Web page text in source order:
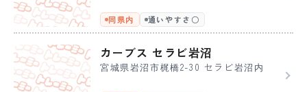
同県内 通いやすさ〇
カーブス セラビ岩沼
宮城県岩沼市梶橋2-30 セラビ岩沼内